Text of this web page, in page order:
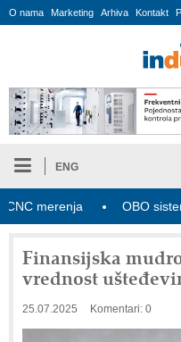
O nama Marketing Arhiva Kontakt
ENG
merenja OBO sistemi
Finansijska
vrednost
25.07.2025 Komentari: 0